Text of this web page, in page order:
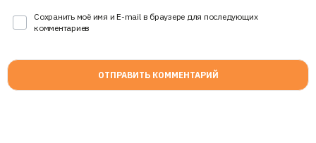
Сохранить моё имя и E-mail в браузере для последующих
комментариев